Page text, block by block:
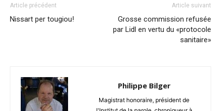
Article précédent
Nissart per tougiou!
Article suivant
Grosse commission refusée
par Lidl en vertu du «protocole
sanitaire»
Philippe Bilger
Magistrat honoraire, président de